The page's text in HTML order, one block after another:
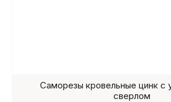
Саморезы кровельные цинк с
сверлом